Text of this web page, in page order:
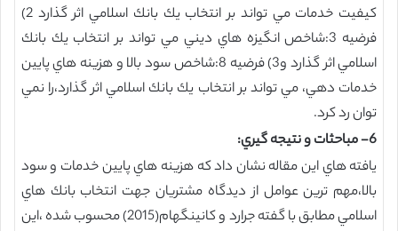
كيفيت خدمات مي تواند بر انتخاب يك بانك اسلامي اثر گذارد 2)
فرضيه 3:شاخص انگيزه هاي ديني مي تواند بر انتخاب يك بانك
اسلامي اثر گذارد و3) فرضيه 8:شاخص سود بالا و هزينه هاي پايين
خدمات دهي، مي تواند بر انتخاب يك بانك اسلامي اثر گذارد،را نمي
توان رد كرد.
6- مباحثات و نتيجه گيري
:
يافته هاي اين مقاله نشان داد كه هزينه هاي پايين خدمات و سود
بالا،مهم ترين عوامل از ديدگاه مشتريان جهت انتخاب بانك هاي
اسلامي مطابق با گفته جرارد و كانينگهام(2015) محسوب شده ،اين